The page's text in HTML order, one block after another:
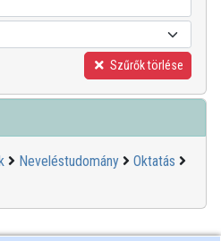
Szűrők törlése
Neveléstudomány
Oktatás